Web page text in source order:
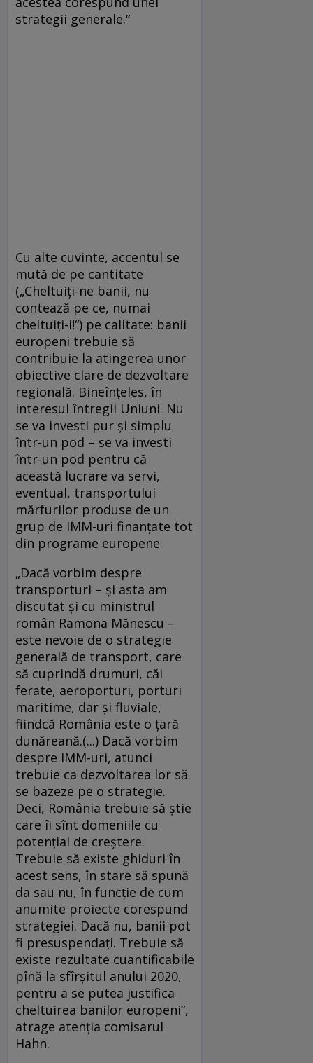
strategii generale.“
Cu alte cuvinte, accentul se
mută de pe cantitate
(„Cheltuiţi-ne banii, nu
contează pe ce, numai
cheltuiţi-i!“) pe calitate: banii
europeni trebuie să
contribuie la atingerea unor
obiective clare de dezvoltare
regională. Bineînţeles, în
interesul întregii Uniuni. Nu
se va investi pur şi simplu
într-un pod – se va investi
într-un pod pentru că
această lucrare va servi,
eventual, transportului
mărfurilor produse de un
grup de IMM-uri finanţate tot
din programe europene.
„Dacă vorbim despre
transporturi – şi asta am
discutat şi cu ministrul
român Ramona Mănescu –
este nevoie de o strategie
generală de transport, care
să cuprindă drumuri, căi
ferate, aeroporturi, porturi
maritime, dar şi fluviale,
fiindcă România este o ţară
dunăreană.(...) Dacă vorbim
despre IMM-uri, atunci
trebuie ca dezvoltarea lor să
se bazeze pe o strategie.
Deci, România trebuie să ştie
care îi sînt domeniile cu
potenţial de creştere.
Trebuie să existe ghiduri în
acest sens, în stare să spună
da sau nu, în funcţie de cum
anumite proiecte corespund
strategiei. Dacă nu, banii pot
fi presuspendaţi. Trebuie să
existe rezultate cuantificabile
pînă la sfîrşitul anului 2020,
pentru a se putea justifica
cheltuirea banilor europeni“,
atrage atenţia comisarul
Hahn.